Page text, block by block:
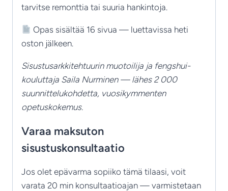
tarvitse remonttia tai suuria hankintoja.
Opas sisältää 16 sivua — luettavissa heti
oston jälkeen.
Sisustusarkkitehtuurin muotoilija ja fengshui-
kouluttaja Saila Nurminen — lähes 2 000
suunnittelukohdetta, vuosikymmenten
opetuskokemus.
Varaa maksuton
sisustuskonsultaatio
Jos olet epävarma sopiiko tämä tilaasi, voit
varata 20 min konsultaatioajan — varmistetaan